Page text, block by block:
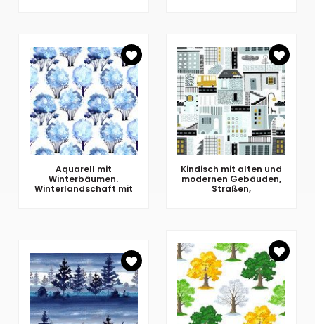
Aquarell mit
Winterbäumen.
Winterlandschaft mit
Kindisch mit alten und
modernen Gebäuden,
Straßen,